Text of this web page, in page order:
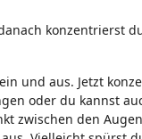
konzentrierst
und aus. Jetzt
oder du kannst
zwischen den